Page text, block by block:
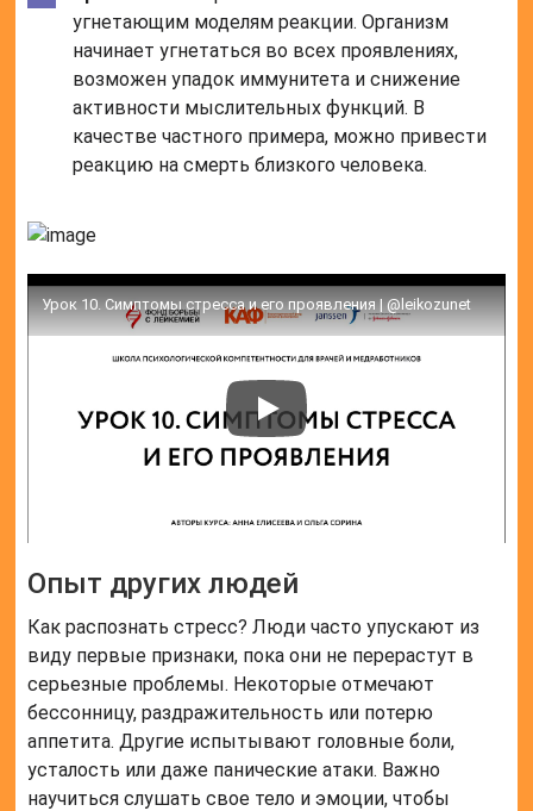
угнетающим моделям реакции. Организм
начинает угнетаться во всех проявлениях,
возможен упадок иммунитета и снижение
активности мыслительных функций. В
качестве частного примера, можно привести
реакцию на смерть близкого человека.
Урок 10. Симптомы стресса и его проявления | @leikozunet
Опыт других людей
Как распознать стресс? Люди часто упускают из
виду первые признаки, пока они не перерастут в
серьезные проблемы. Некоторые отмечают
бессонницу, раздражительность или потерю
аппетита. Другие испытывают головные боли,
усталость или даже панические атаки. Важно
научиться слушать свое тело и эмоции, чтобы